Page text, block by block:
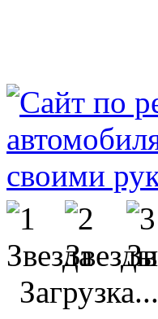
Загрузка...